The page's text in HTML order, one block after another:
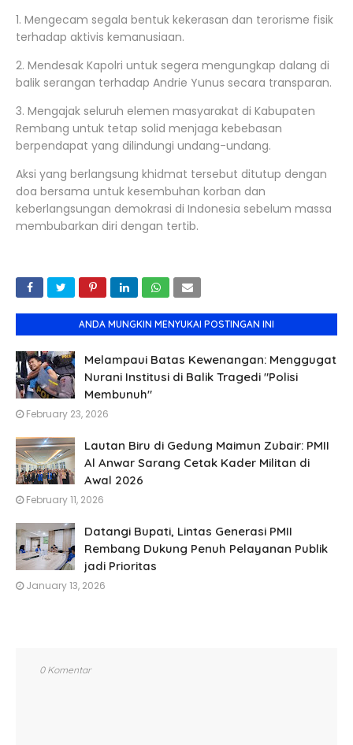
1. Mengecam segala bentuk kekerasan dan terorisme fisik
terhadap aktivis kemanusiaan.
2. Mendesak Kapolri untuk segera mengungkap dalang di
balik serangan terhadap Andrie Yunus secara transparan.
3. Mengajak seluruh elemen masyarakat di Kabupaten
Rembang untuk tetap solid menjaga kebebasan
berpendapat yang dilindungi undang-undang.
Aksi yang berlangsung khidmat tersebut ditutup dengan
doa bersama untuk kesembuhan korban dan
keberlangsungan demokrasi di Indonesia sebelum massa
membubarkan diri dengan tertib.
ANDA MUNGKIN MENYUKAI POSTINGAN INI
Melampaui Batas Kewenangan: Menggugat
Nurani Institusi di Balik Tragedi "Polisi
Membunuh"
February 23, 2026
Lautan Biru di Gedung Maimun Zubair: PMII
Al Anwar Sarang Cetak Kader Militan di
Awal 2026
February 11, 2026
Datangi Bupati, Lintas Generasi PMII
Rembang Dukung Penuh Pelayanan Publik
jadi Prioritas
January 13, 2026
0 Komentar